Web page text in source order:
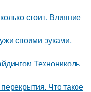
стоит. Влияние
своими руками.
Технониколь.
Что такое